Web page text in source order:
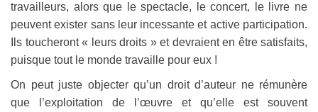
travailleurs, alors que le spectacle, le concert, le livre ne
peuvent exister sans leur incessante et active participation.
Ils toucheront « leurs droits » et devraient en être satisfaits,
puisque tout le monde travaille pour eux !
On peut juste objecter qu’un droit d’auteur ne rémunère
que l’exploitation de l’œuvre et qu’elle est souvent